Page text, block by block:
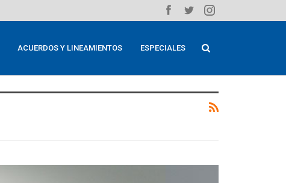
ACUERDOS Y LINEAMIENTOS ESPECIALES